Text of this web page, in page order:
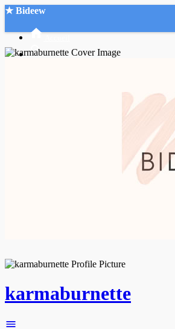
★ Bideew
karmaburnette